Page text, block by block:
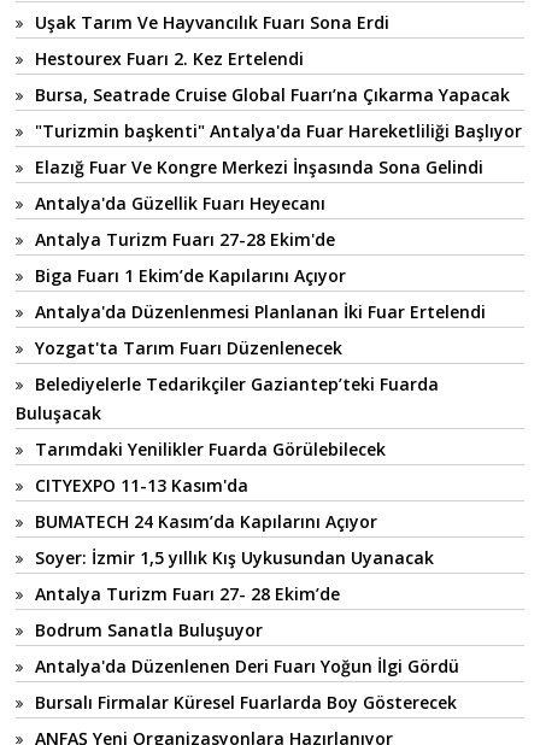
Uşak Tarım Ve Hayvancılık Fuarı Sona Erdi
Hestourex Fuarı 2. Kez Ertelendi
Bursa, Seatrade Cruise Global Fuarı’na Çıkarma Yapacak
"Turizmin başkenti" Antalya'da Fuar Hareketliliği Başlıyor
Elazığ Fuar Ve Kongre Merkezi İnşasında Sona Gelindi
Antalya'da Güzellik Fuarı Heyecanı
Antalya Turizm Fuarı 27-28 Ekim'de
Biga Fuarı 1 Ekim’de Kapılarını Açıyor
Antalya'da Düzenlenmesi Planlanan İki Fuar Ertelendi
Yozgat'ta Tarım Fuarı Düzenlenecek
Belediyelerle Tedarikçiler Gaziantep’teki Fuarda
Buluşacak
Tarımdaki Yenilikler Fuarda Görülebilecek
CITYEXPO 11-13 Kasım'da
BUMATECH 24 Kasım’da Kapılarını Açıyor
Soyer: İzmir 1,5 yıllık Kış Uykusundan Uyanacak
Antalya Turizm Fuarı 27- 28 Ekim’de
Bodrum Sanatla Buluşuyor
Antalya'da Düzenlenen Deri Fuarı Yoğun İlgi Gördü
Bursalı Firmalar Küresel Fuarlarda Boy Gösterecek
ANFAŞ Yeni Organizasyonlara Hazırlanıyor